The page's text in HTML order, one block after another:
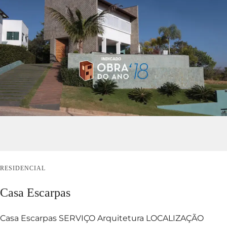
RESIDENCIAL
Casa Escarpas
Casa Escarpas SERVIÇO Arquitetura LOCALIZAÇÃO